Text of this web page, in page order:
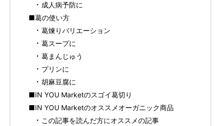
成人病予防に
■葛の使い方
葛煉りバリエーション
葛スープに
葛まんじゅう
プリンに
胡麻豆腐に
■IN YOU Marketのスゴイ葛切り
■IN YOU Marketのオススメオーガニック商品
この記事を読んだ方にオススメの記事